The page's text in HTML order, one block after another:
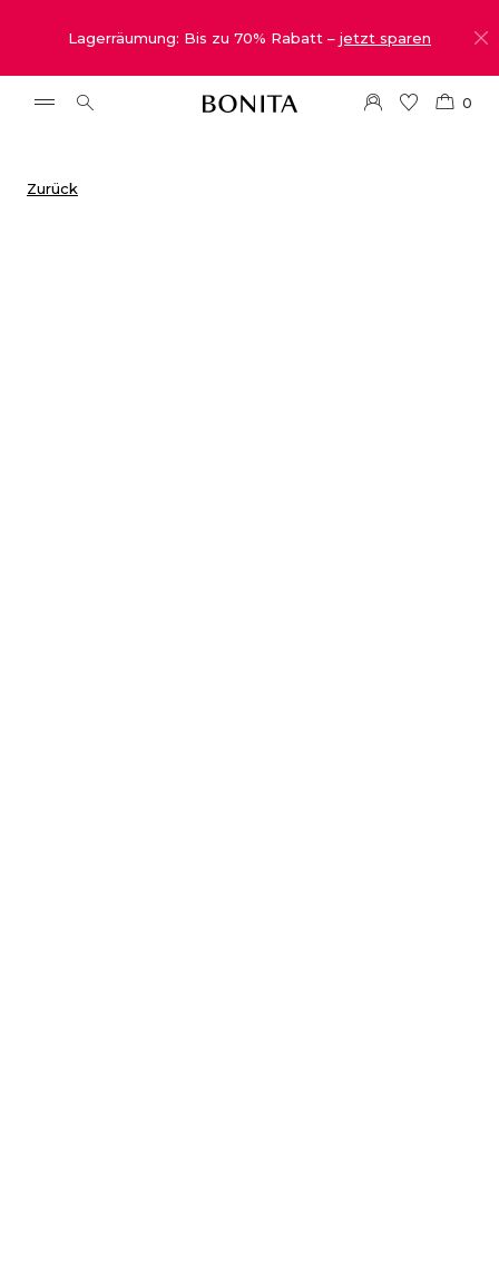
Lagerräumung: Bis zu 70% Rabatt – jetzt sparen
0
Zurück